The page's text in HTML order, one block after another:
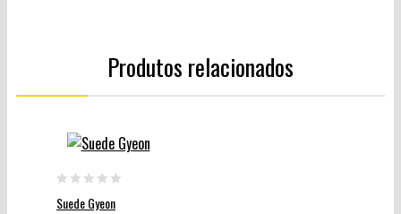
Produtos relacionados
Suede Gyeon
Este
produto